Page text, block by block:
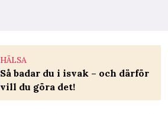
HÄLSA
Så badar du i isvak – och därför
vill du göra det!